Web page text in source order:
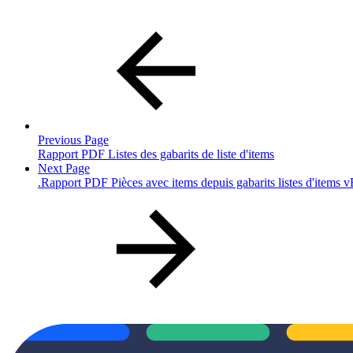
Previous Page
Rapport PDF Listes des gabarits de liste d'items
Next Page
.Rapport PDF Pièces avec items depuis gabarits listes d'items